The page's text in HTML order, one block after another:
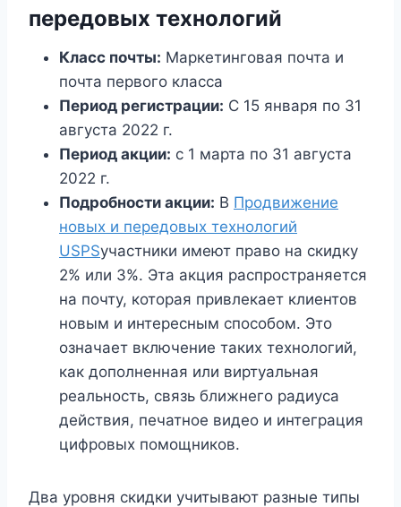
передовых технологий
Класс почты: Маркетинговая почта и
почта первого класса
Период регистрации: С 15 января по 31
августа 2022 г.
Период акции: с 1 марта по 31 августа
2022 г.
Подробности акции: В Продвижение
новых и передовых технологий
USPSучастники имеют право на скидку
2% или 3%. Эта акция распространяется
на почту, которая привлекает клиентов
новым и интересным способом. Это
означает включение таких технологий,
как дополненная или виртуальная
реальность, связь ближнего радиуса
действия, печатное видео и интеграция
цифровых помощников.
Два уровня скидки учитывают разные типы